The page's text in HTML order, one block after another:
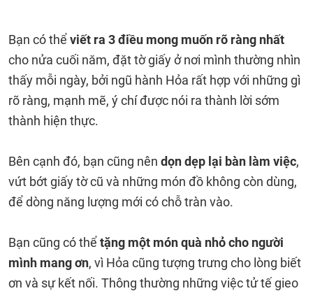
Bạn có thể viết ra 3 điều mong muốn rõ ràng nhất
cho nửa cuối năm, đặt tờ giấy ở nơi mình thường nhìn
thấy mỗi ngày, bởi ngũ hành Hỏa rất hợp với những gì
rõ ràng, mạnh mẽ, ý chí được nói ra thành lời sớm
thành hiện thực.
Bên cạnh đó, bạn cũng nên dọn dẹp lại bàn làm việc,
vứt bớt giấy tờ cũ và những món đồ không còn dùng,
để dòng năng lượng mới có chỗ tràn vào.
Bạn cũng có thể tặng một món quà nhỏ cho người
mình mang ơn, vì Hỏa cũng tượng trưng cho lòng biết
ơn và sự kết nối. Thông thường những việc tử tế gieo